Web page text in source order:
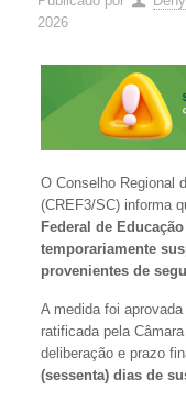
2026
O Conselho Regional
(CREF3/SC) informa
Federal de
temporariamente
provenientes de
A medida foi
ratificada pela
deliberação e prazo
(sessenta) dias de